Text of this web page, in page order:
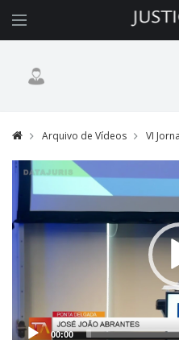
Arquivo de Vídeos VI
Video
00:00